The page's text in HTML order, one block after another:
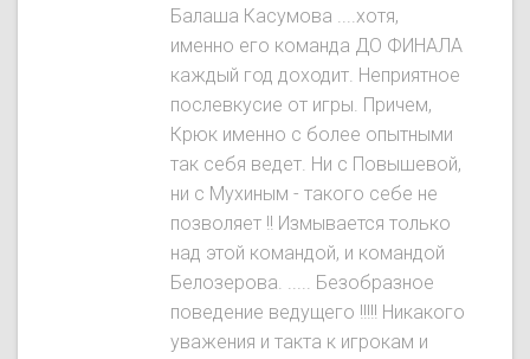
Балаша Касумова ....хотя,
именно его команда ДО ФИНАЛА
каждый год доходит. Неприятное
послевкусие от игры. Причем,
Крюк именно с более опытными
так себя ведет. Ни с Повышевой,
ни с Мухиным - такого себе не
позволяет !! Измывается только
над этой командой, и командой
Белозерова. ..... Безобразное
поведение ведущего !!!!! Никакого
уважения и такта к игрокам и